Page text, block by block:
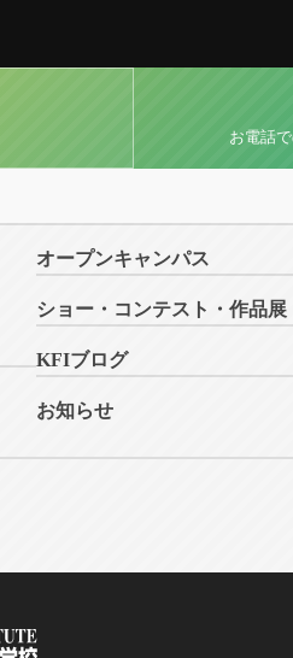
お電話
オープンキャンパス
ショー・コンテスト・作品展
KFIブログ
お知らせ